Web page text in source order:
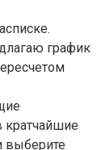
график
выберите